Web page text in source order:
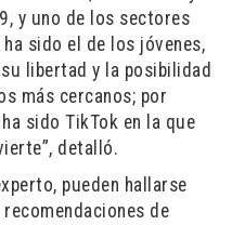
y uno de los sectores
sido el de los jóvenes,
libertad y la posibilidad
más cercanos; por
sido TikTok en la que
detalló.
pueden hallarse
de